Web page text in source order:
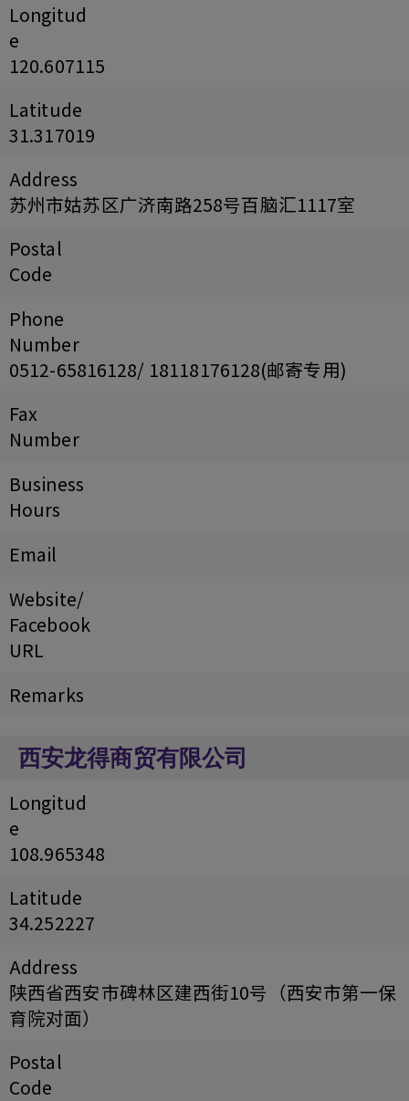
Longitud
e
120.607115
Latitude
31.317019
Address
苏州市姑苏区广济南路258号百脑汇1117室
Postal
Code
Phone
Number
0512-65816128/ 18118176128(邮寄专用)
Fax
Number
Business
Hours
Email
Website/
Facebook
URL
Remarks
西安龙得商贸有限公司
Longitud
e
108.965348
Latitude
34.252227
Address
陕西省西安市碑林区建西街10号（西安市第一保
育院对面）
Postal
Code